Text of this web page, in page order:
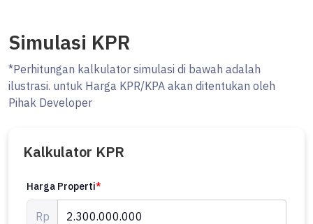
Simulasi KPR
*Perhitungan kalkulator simulasi di bawah adalah
ilustrasi. untuk Harga KPR/KPA akan ditentukan oleh
Pihak Developer
Kalkulator KPR
Harga Properti*
Rp